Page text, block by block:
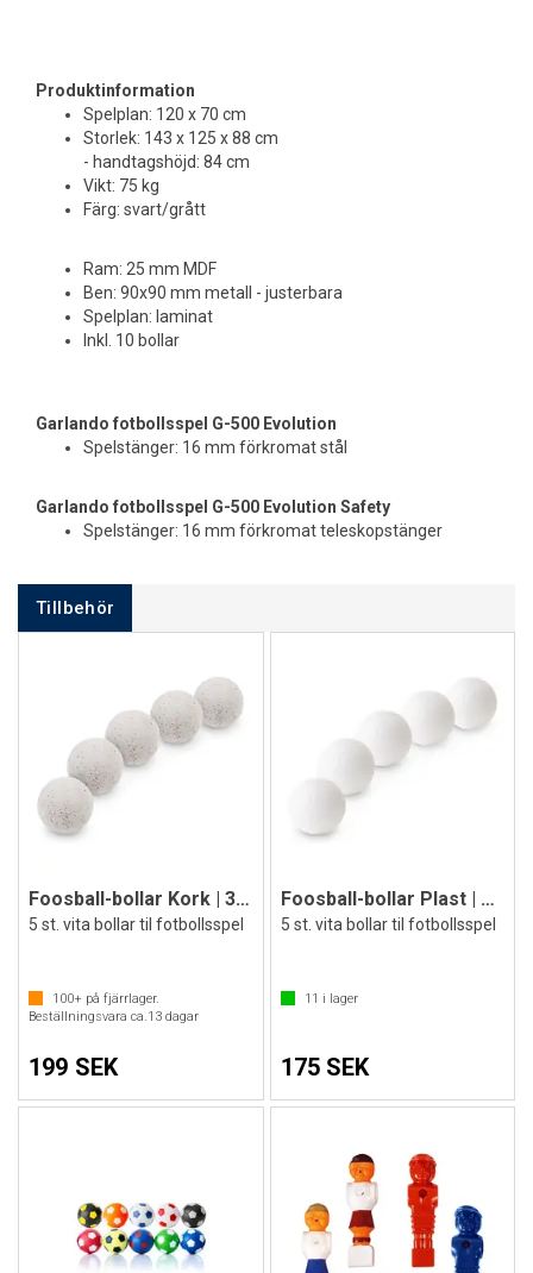
Produktinformation
Spelplan: 120 x 70 cm
Storlek: 143 x 125 x 88 cm
- handtagshöjd: 84 cm
Vikt: 75 kg
Färg: svart/grått
Ram: 25 mm MDF
Ben: 90x90 mm metall - justerbara
Spelplan: laminat
Inkl. 10 bollar
Garlando fotbollsspel G-500 Evolution
Spelstänger: 16 mm förkromat stål
Garlando fotbollsspel G-500 Evolution Safety
Spelstänger: 16 mm förkromat teleskopstänger
Tillbehör
Foosball-bollar Kork | 36 mm
5 st. vita bollar til fotbollsspel
100+ på fjärrlager.
Beställningsvara ca.13 dagar
199 SEK
Foosball-bollar Plast | 36 mm
5 st. vita bollar til fotbollsspel
11 i lager
175 SEK